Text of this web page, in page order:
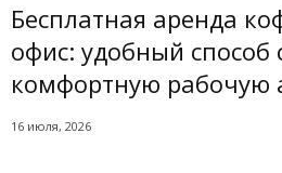
Бесплатная аренда
офис: удобный способ
комфортную рабочую
16 июля, 2026